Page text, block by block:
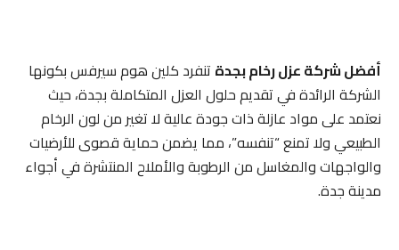
أفضل شركة عزل رخام بجدةتنفرد كلين هوم سيرفس بكونها
الشركة الرائدة في تقديم حلول العزل المتكاملة بجدة، حيث
نعتمد على مواد عازلة ذات جودة عالية لا تغير من لون الرخام
الطبيعي ولا تمنع “تنفسه”، مما يضمن حماية قصوى للأرضيات
والواجهات والمغاسل من الرطوبة والأملاح المنتشرة في أجواء
مدينة جدة.